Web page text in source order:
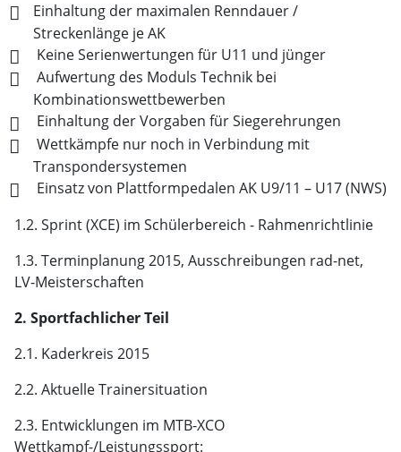
Einhaltung der maximalen Renndauer /
Streckenlänge je AK
Keine Serienwertungen für U11 und jünger
Aufwertung des Moduls Technik bei
Kombinationswettbewerben
Einhaltung der Vorgaben für Siegerehrungen
Wettkämpfe nur noch in Verbindung mit
Transpondersystemen
Einsatz von Plattformpedalen AK U9/11 – U17 (NWS)
1.2. Sprint (XCE) im Schülerbereich - Rahmenrichtlinie
1.3. Terminplanung 2015, Ausschreibungen rad-net,
LV-Meisterschaften
2. Sportfachlicher Teil
2.1. Kaderkreis 2015
2.2. Aktuelle Trainersituation
2.3. Entwicklungen im MTB-XCO
Wettkampf-/Leistungssport: